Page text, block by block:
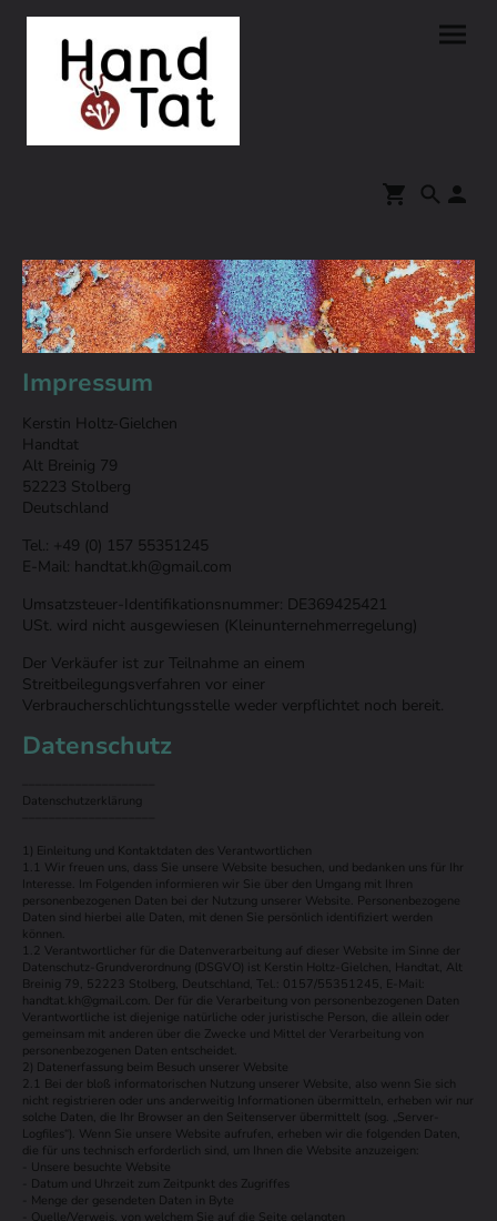
Impressum
Kerstin Holtz-Gielchen
Handtat
Alt Breinig 79
52223 Stolberg
Deutschland
Tel.: +49 (0) 157 55351245
E-Mail: handtat.kh@gmail.com
Umsatzsteuer-Identifikationsnummer: DE369425421
USt. wird nicht ausgewiesen (Kleinunternehmerregelung)
Der Verkäufer ist zur Teilnahme an einem
Streitbeilegungsverfahren vor einer
Verbraucherschlichtungsstelle weder verpflichtet noch bereit.
Datenschutz
Datenschutzerklärung
1) Einleitung und Kontaktdaten des Verantwortlichen
1.1 Wir freuen uns, dass Sie unsere Website besuchen, und bedanken uns für Ihr
Interesse. Im Folgenden informieren wir Sie über den Umgang mit Ihren
personenbezogenen Daten bei der Nutzung unserer Website. Personenbezogene
Daten sind hierbei alle Daten, mit denen Sie persönlich identifiziert werden
können.
1.2 Verantwortlicher für die Datenverarbeitung auf dieser Website im Sinne der
Datenschutz-Grundverordnung (DSGVO) ist Kerstin Holtz-Gielchen, Handtat, Alt
Breinig 79, 52223 Stolberg, Deutschland, Tel.: 0157/55351245, E-Mail:
handtat.kh@gmail.com. Der für die Verarbeitung von personenbezogenen Daten
Verantwortliche ist diejenige natürliche oder juristische Person, die allein oder
gemeinsam mit anderen über die Zwecke und Mittel der Verarbeitung von
personenbezogenen Daten entscheidet.
2) Datenerfassung beim Besuch unserer Website
2.1 Bei der bloß informatorischen Nutzung unserer Website, also wenn Sie sich
nicht registrieren oder uns anderweitig Informationen übermitteln, erheben wir nur
solche Daten, die Ihr Browser an den Seitenserver übermittelt (sog. „Server-
Logfiles“). Wenn Sie unsere Website aufrufen, erheben wir die folgenden Daten,
die für uns technisch erforderlich sind, um Ihnen die Website anzuzeigen:
- Unsere besuchte Website
- Datum und Uhrzeit zum Zeitpunkt des Zugriffes
- Menge der gesendeten Daten in Byte
- Quelle/Verweis, von welchem Sie auf die Seite gelangten